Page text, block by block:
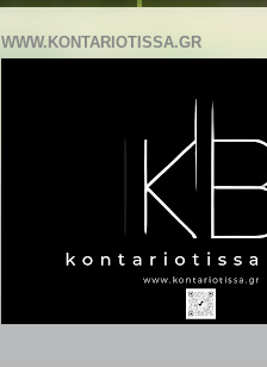
WWW.KONTARIOTISSA.GR